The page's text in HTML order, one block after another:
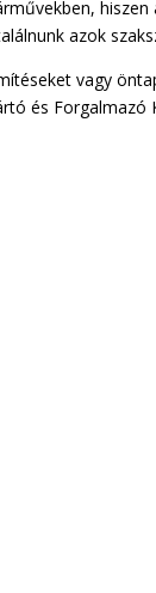
azok
vagy
és Forgalmazó